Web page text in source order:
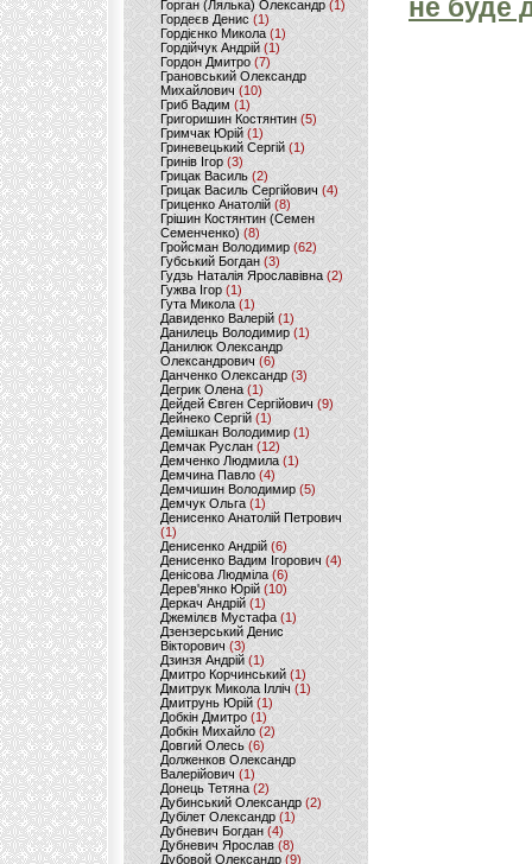
Горган (Лялька) Олександр(1)
Гордеєв Денис (1)
Гордієнко Микола (1)
Гордійчук Андрій (1)
Гордон Дмитро (7)
Грановський Олександр
Михайлович (10)
Гриб Вадим (1)
Григоришин Костянтин (5)
Гримчак Юрій(1)
Гриневецький Сергій(1)
Гринів Ігор (3)
Грицак Василь (2)
Грицак Василь Сергійович (4)
Гриценко Анатолій (8)
Грішин Костянтин (Семен
Семенченко)(8)
Гройсман Володимир(62)
Губський Богдан (3)
Гудзь Наталія Ярославівна(2)
Гужва Ігор (1)
Гута Микола (1)
Давиденко Валерій (1)
Данилець Володимир(1)
Данилюк Олександр
Олександрович (6)
Данченко Олександр (3)
Дегрик Олена(1)
Дейдей Євген Сергійович(9)
Дейнеко Сергій (1)
Демішкан Володимир(1)
Демчак Руслан (12)
Демченко Людмила (1)
Демчина Павло (4)
Демчишин Володимир (5)
Демчук Ольга(1)
Денисенко Анатолій Петрович
(1)
Денисенко Андрій (6)
Денисенко Вадим Ігорович (4)
Денісова Людміла(6)
Дерев'янко Юрій(10)
Деркач Андрій(1)
Джемілєв Мустафа (1)
Дзензерський Денис
Вікторович (3)
Дзинзя Андрій (1)
Дмитро Корчинський (1)
Дмитрук Микола Ілліч (1)
Дмитрунь Юрій (1)
Добкін Дмитро(1)
Добкін Михайло (2)
Довгий Олесь (6)
Долженков Олександр
Валерійович (1)
Донець Тетяна (2)
Дубинський Олександр(2)
Дубілет Олександр (1)
Дубневич Богдан (4)
Дубневич Ярослав (8)
Дубовой Олександр(9)
не буде